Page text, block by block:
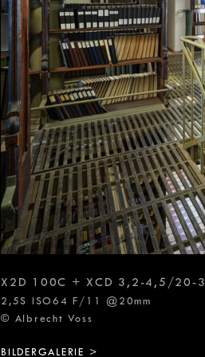
X2D 100C + XCD 3,2-4,5/20-
2,5S ISO64 F/11 @20mm
© Albrecht Voss
BILDERGALERIE >